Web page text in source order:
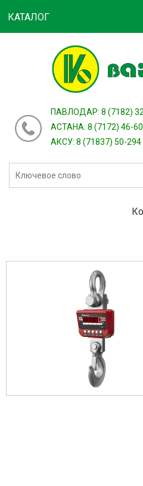
ПАВЛОДАР: 8 (7182)
АСТАНА: 8 (7172) 46-
АКСУ: 8 (71837) 50-294
КАТАЛОГ